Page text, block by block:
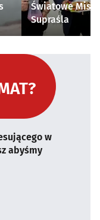
Światowe
Supraśla
w
abyśmy